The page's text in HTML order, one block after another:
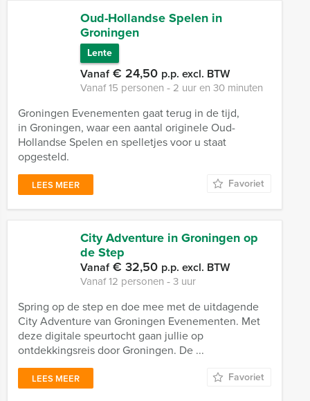
Oud-Hollandse Spelen in
Groningen
Lente
Vanaf€ 24,50 p.p. excl. BTW
Vanaf 15 personen ‐ 2 uur en 30 minuten
Groningen Evenementen gaat terug in de tijd,
in Groningen, waar een aantal originele Oud-
Hollandse Spelen en spelletjes voor u staat
opgesteld.
LEES MEER Favoriet
City Adventure in Groningen op
de Step
Vanaf€ 32,50 p.p. excl. BTW
Vanaf 12 personen ‐ 3 uur
Spring op de step en doe mee met de uitdagende
City Adventure van Groningen Evenementen. Met
deze digitale speurtocht gaan jullie op
ontdekkingsreis door Groningen. De ...
LEES MEER Favoriet